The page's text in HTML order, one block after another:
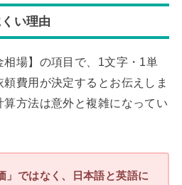
い理由
相場】の項目で、1文字・1単
費用が決定するとお伝えしま
算方法は意外と複雑になってい
」ではなく、日本語と英語に